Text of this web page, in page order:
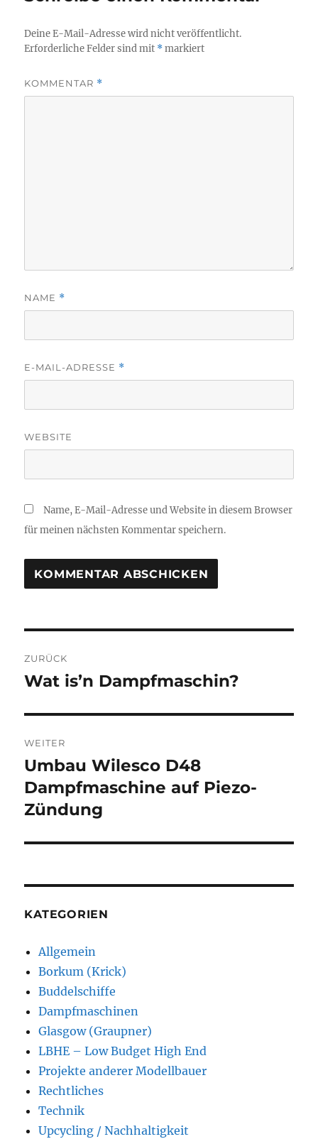
Deine E-Mail-Adresse wird nicht veröffentlicht.
Erforderliche Felder sind mit *markiert
KOMMENTAR *
NAME *
E-MAIL-ADRESSE *
WEBSITE
Name, E-Mail-Adresse und Website in diesem Browser
für meinen nächsten Kommentar speichern.
ZURÜCK
Vorheriger
Wat is’n Dampfmaschin?
WEITER
Nächster
Beitrag:
Umbau Wilesco D48
Dampfmaschine auf Piezo-
Zündung
KATEGORIEN
Allgemein
Borkum (Krick)
Buddelschiffe
Dampfmaschinen
Glasgow (Graupner)
LBHE – Low Budget High End
Projekte anderer Modellbauer
Rechtliches
Technik
Upcycling / Nachhaltigkeit